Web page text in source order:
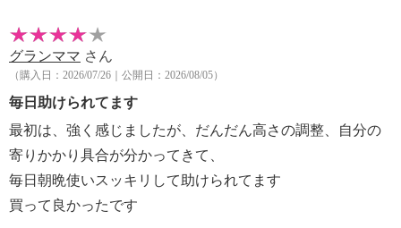
（時間）×３１（電力料金目安）＝０．０６２円
【商品仕様詳細】
・タイマー：１０分自動オフ
・動作回数：約３０〜３８回／分
【メンテナンス】
※詳細は取扱説明書参照
【使用上の注意】
※詳細は取扱説明書参照
・次の人は使用しない。
グランママ さん
（購入日：2026/07/26｜公開日：2026/08/05）
毎日助けられてます
最初は、強く感じましたが、だんだん高さの調整、自分の
寄りかかり具合が分かってきて、
毎日朝晩使いスッキリして助けられてます
買って良かったです